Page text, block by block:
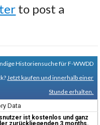
to post a
Historiensuche für F-WWDD
Jetzt kaufen und innerhalb einer
Stunde erhalten.
Data
ist kostenlos und ganz
zurückliegenden 3 months.